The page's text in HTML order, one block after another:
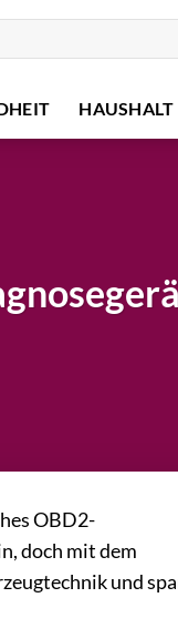
HAUSHALT
OBD2-
doch mit dem
und